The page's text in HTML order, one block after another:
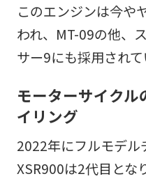
このエンジンは今や
われ、MT-09の他、
サー9にも採用されて
モーターサイク
イリング
2022年にフルモデル
XSR900は2代目とな